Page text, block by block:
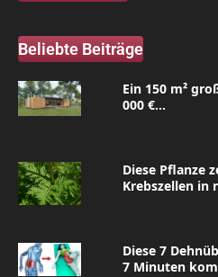
Beliebte Beiträge
Ein 150 m²
000 €...
Diese Pflanze
Krebszellen in
Diese 7
7 Minuten